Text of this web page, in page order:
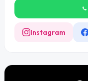
Instagram